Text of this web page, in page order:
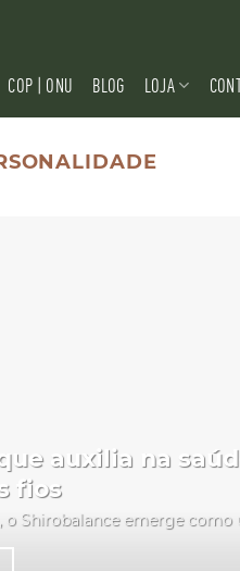
COP | ONU BLOG LOJA
auxilia na
fios
Shirobalance emerge como